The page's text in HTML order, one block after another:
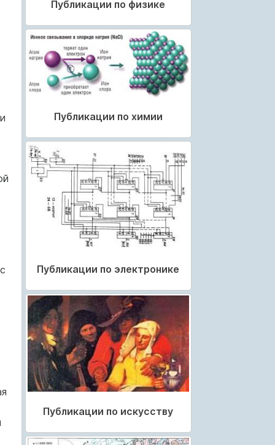
Публикации по физике
Публикации по химии
Публикации по электронике
Публикации по искусству